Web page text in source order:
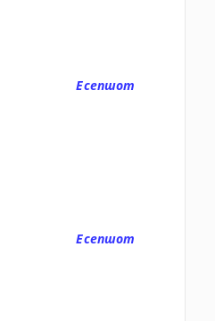
Есепшот
Есепшот